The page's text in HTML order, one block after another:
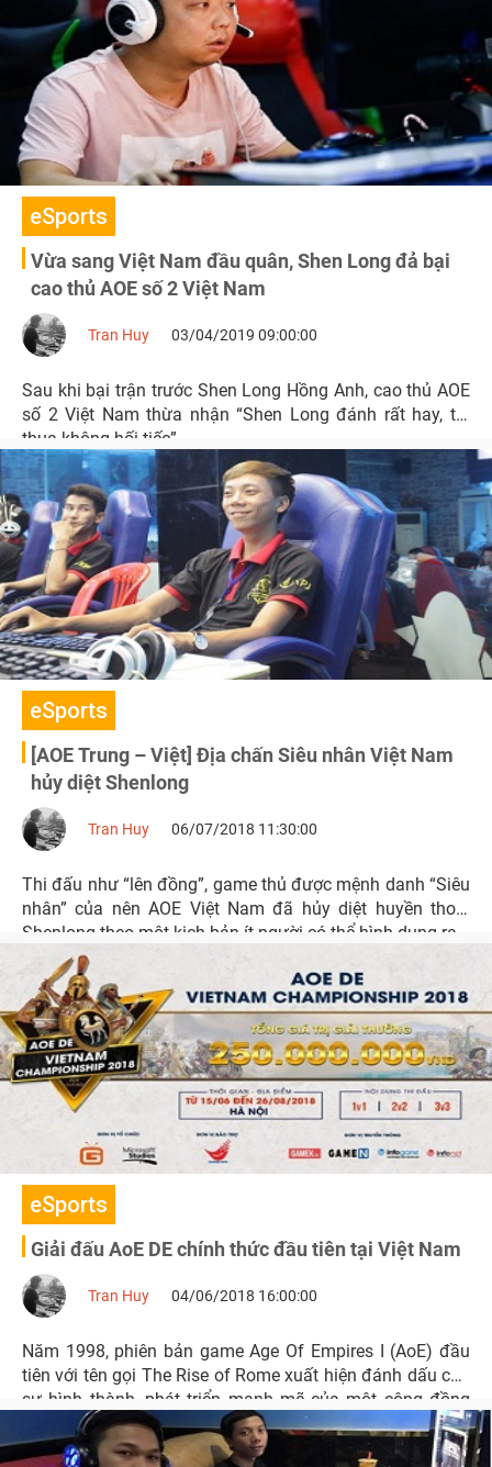
eSports
Vừa sang Việt Nam đầu quân, Shen Long đả bại
cao thủ AOE số 2 Việt Nam
Tran Huy 03/04/2019 09:00:00
Sau khi bại trận trước Shen Long Hồng Anh, cao thủ AOE
số 2 Việt Nam thừa nhận “Shen Long đánh rất hay, tôi
thua không hối tiếc”
eSports
[AOE Trung – Việt] Địa chấn Siêu nhân Việt Nam
hủy diệt Shenlong
Tran Huy 06/07/2018 11:30:00
Thi đấu như “lên đồng”, game thủ được mệnh danh “Siêu
nhân” của nên AOE Việt Nam đã hủy diệt huyền thoại
Shenlong theo một kịch bản ít người có thể hình dung ra.
eSports
Giải đấu AoE DE chính thức đầu tiên tại Việt Nam
Tran Huy 04/06/2018 16:00:00
Năm 1998, phiên bản game Age Of Empires I (AoE) đầu
tiên với tên gọi The Rise of Rome xuất hiện đánh dấu cho
sự hình thành, phát triển mạnh mẽ của một cộng đồng
game thủ hùng hậu, nhiệt huyết.